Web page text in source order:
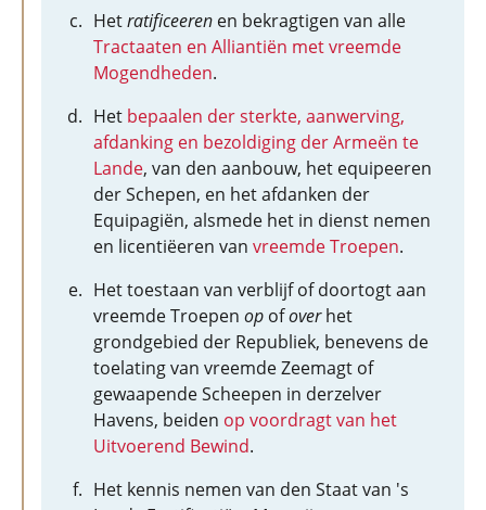
Hetratificeeren en bekragtigen van alle
Tractaaten en Alliantiën met vreemde
Mogendheden.
Het bepaalen der sterkte, aanwerving,
afdanking en bezoldiging der Armeën te
Lande, van den aanbouw, het equipeeren
der Schepen, en het afdanken der
Equipagiën, alsmede het in dienst nemen
en licentiëeren van vreemde Troepen.
Het toestaan van verblijf of doortogt aan
vreemde Troepen op ofoverhet
grondgebied der Republiek, benevens de
toelating van vreemde Zeemagt of
gewaapende Scheepen in derzelver
Havens, beiden op voordragt van het
Uitvoerend Bewind.
Het kennis nemen van den Staat van 's